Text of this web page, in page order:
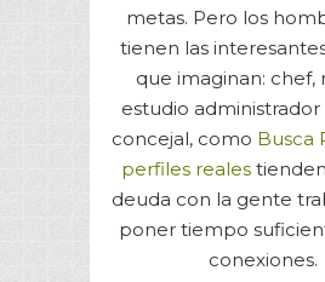
metas. Pero los
tienen las
que imaginan: chef,
estudio administrador
concejal, como Busca
perfiles reales
deuda con la gente
poner tiempo
conexiones.